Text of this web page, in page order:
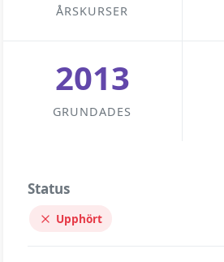
ÅRSKURSER
2013
GRUNDADES
Status
Upphört